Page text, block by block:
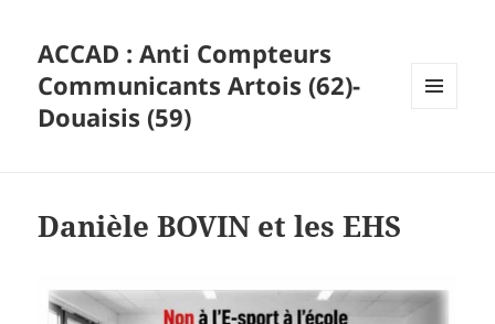
ACCAD : Anti Compteurs
Communicants Artois (62)-
Douaisis (59)
Danièle BOVIN et les EHS